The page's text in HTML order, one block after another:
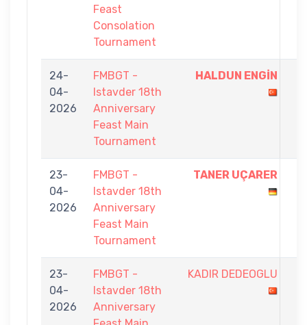
Feast
Consolation
Tournament
24-
04-
2026
FMBGT -
Istavder 18th
Anniversary
Feast Main
Tournament
HALDUN ENGİN
23-
04-
2026
FMBGT -
Istavder 18th
Anniversary
Feast Main
Tournament
TANER UÇARER
23-
04-
2026
FMBGT -
Istavder 18th
Anniversary
KADIR DEDEOGLU